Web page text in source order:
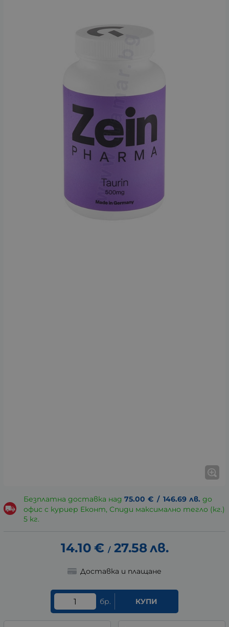
Безплатна доставка над 75.00 € / 146.69 лв. до
офис с куриер Еконт, Спиди максимално тегло (кг.)
5 кг.
14.10 € / 27.58лв.
Доставка и плащане
бр. КУПИ